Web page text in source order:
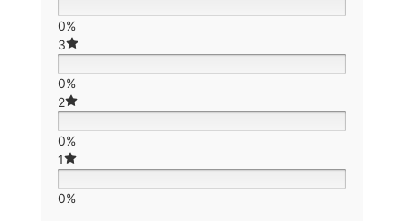
0%
3
0%
2
0%
1
0%